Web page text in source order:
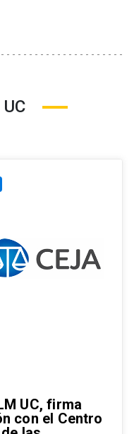
UC, firma
con el Centro